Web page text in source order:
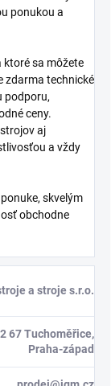
ponukou a
ktoré sa môžete
zdarma technické
podporu,
ceny.
aj
a vždy
skvelým
obchodne
a stroje s.r.o.
67 Tuchoměřice,
Praha-západ